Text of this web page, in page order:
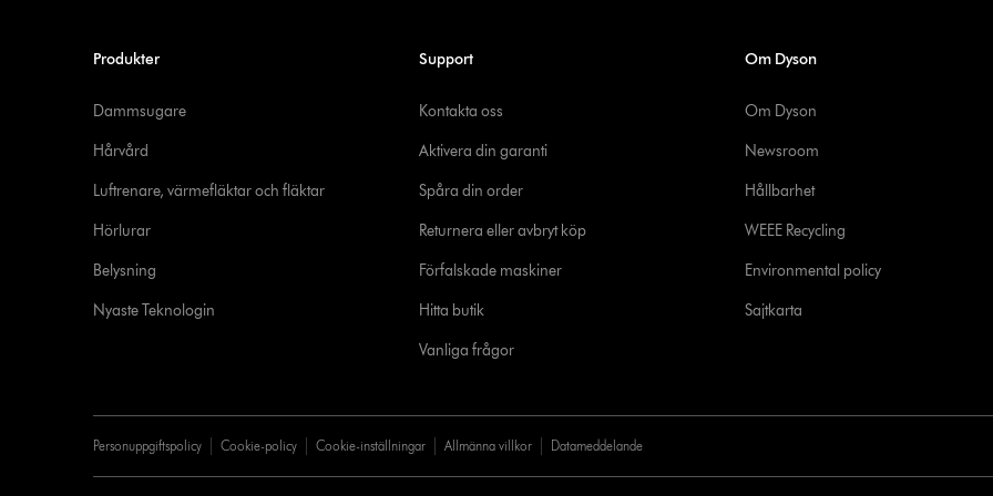
Produkter
Dammsugare
Hårvård
Luftrenare, värmefläktar och fläktar
Hörlurar
Belysning
Nyaste Teknologin
Support
Kontakta oss
Aktivera din garanti
Spåra din order
Returnera eller avbryt köp
Förfalskade maskiner
Hitta butik
Vanliga frågor
Om Dyson
Om Dyson
Newsroom
Hållbarhet
WEEE Recycling
Environmental policy
Sajtkarta
Personuppgiftspolicy Cookie-policy Cookie-inställningar Allmänna villkor Datameddelande